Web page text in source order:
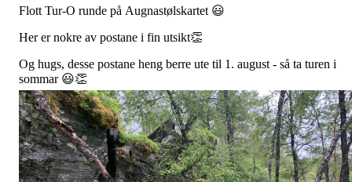
Flott Tur-O runde på Augnastølskartet 😃
Her er nokre av postane i fin utsikt👏
Og hugs, desse postane heng berre ute til 1. august - så ta turen i
sommar 😃👏